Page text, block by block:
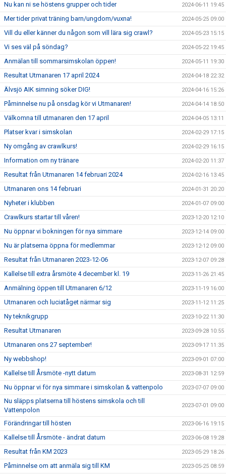
Nu kan ni se höstens grupper och tider 2024-06-11 19:45
Mer tider privat träning barn/ungdom/vuxna! 2024-05-25 09:00
Vill du eller känner du någon som vill lära sig crawl? 2024-05-23 15:15
Vi ses väl på söndag? 2024-05-22 19:45
Anmälan till sommarsimskolan öppen! 2024-05-11 19:30
Resultat Utmanaren 17 april 2024 2024-04-18 22:32
Älvsjö AIK simning söker DIG! 2024-04-16 15:26
Påminnelse nu på onsdag kör vi Utmanaren! 2024-04-14 18:50
Välkomna till utmanaren den 17 april 2024-04-05 13:11
Platser kvar i simskolan 2024-02-29 17:15
Ny omgång av crawlkurs! 2024-02-29 16:15
Information om ny tränare 2024-02-20 11:37
Resultat från Utmanaren 14 februari 2024 2024-02-16 13:45
Utmanaren ons 14 februari 2024-01-31 20:20
Nyheter i klubben 2024-01-07 09:00
Crawlkurs startar till våren! 2023-12-20 12:10
Nu öppnar vi bokningen för nya simmare 2023-12-14 09:00
Nu är platserna öppna för medlemmar 2023-12-12 09:00
Resultat från Utmanaren 2023-12-06 2023-12-07 09:28
Kallelse till extra årsmöte 4 december kl. 19 2023-11-26 21:45
Anmälning öppen till Utmanaren 6/12 2023-11-19 16:00
Utmanaren och luciatåget närmar sig 2023-11-12 11:25
Ny teknikgrupp 2023-10-22 11:30
Resultat Utmanaren 2023-09-28 10:55
Utmanaren ons 27 september! 2023-09-17 11:35
Ny webbshop! 2023-09-01 07:00
Kallelse till Årsmöte -nytt datum 2023-08-31 12:59
Nu öppnar vi för nya simmare i simskolan & vattenpolo 2023-07-07 09:00
Nu släpps platserna till höstens simskola och till
Vattenpolon
2023-07-01 09:00
Förändringar till hösten 2023-06-16 19:15
Kallelse till Årsmöte - ändrat datum 2023-06-08 19:28
Resultat från KM 2023 2023-05-29 18:26
Påminnelse om att anmäla sig till KM 2023-05-25 08:59